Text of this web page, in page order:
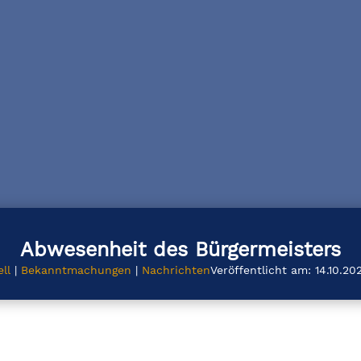
Abwesenheit des Bürgermeisters
| Bekanntmachungen | NachrichtenVeröffentlicht am: